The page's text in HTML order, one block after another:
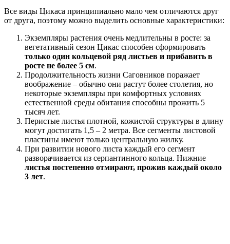
Все виды Цикаса принципиально мало чем отличаются друг
от друга, поэтому можно выделить основные характеристики:
Экземпляры растения очень медлительны в росте: за
вегетативный сезон Цикас способен сформировать
только один кольцевой ряд листьев и прибавить в
росте не более 5 см.
Продолжительность жизни Саговников поражает
воображение – обычно они растут более столетия, но
некоторые экземпляры при комфортных условиях
естественной среды обитания способны прожить 5
тысяч лет.
Перистые листья плотной, кожистой структуры в длину
могут достигать 1,5 – 2 метра. Все сегменты листовой
пластины имеют только центральную жилку.
При развитии нового листа каждый его сегмент
разворачивается из серпантинного кольца. Нижние
листья постепенно отмирают, прожив каждый около
3 лет.